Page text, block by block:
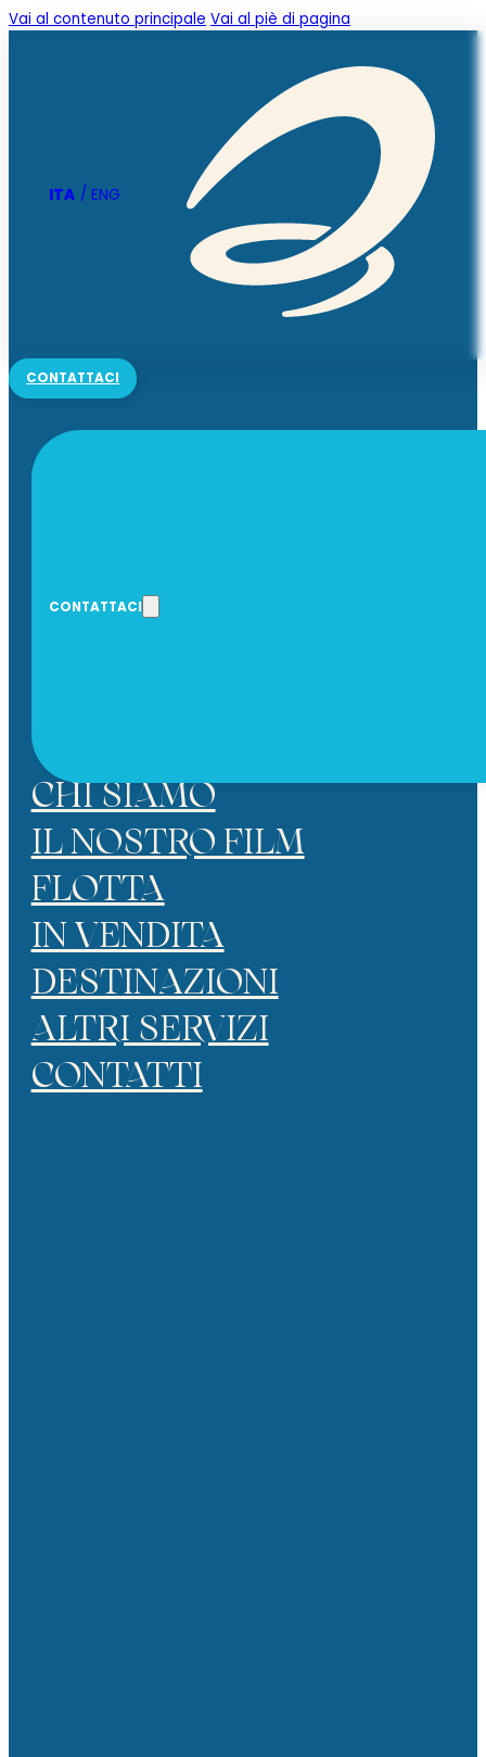
Vai al contenuto principale Vai al piè di pagina
ENG
ITA
CHI SIAMO
IL NOSTRO FILM
FLOTTA
IN VENDITA
DESTINAZIONI
ALTRI SERVIZI
CONTATTI
CONTATTACI
CONTATTACI